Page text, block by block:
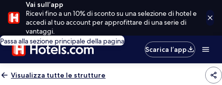
Vai sull’app
Ricevi fino a un 10% di sconto su una selezione di hotel e
accedi al tuo account per approfittare di una serie di
vantaggi.
Passa alla sezione principale della pagina
Scarica l’app
Visualizza tutte le strutture